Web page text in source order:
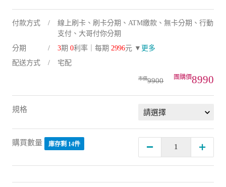
付款方式
線上刷卡、刷卡分期、ATM繳款、無卡分期、行動
支付、大哥付你分期
分期
3期 0利率｜每期 2996元 ▼ 更多
配送方式
宅配
9900 8990
規格
購買數量 庫存剩 14件